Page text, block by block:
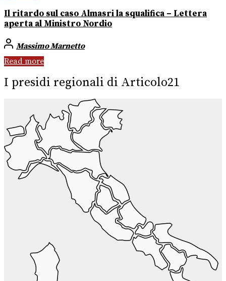
Il ritardo sul caso Almasri la squalifica – Lettera
aperta al Ministro Nordio
Massimo Marnetto
Read more
I presidi regionali di Articolo21